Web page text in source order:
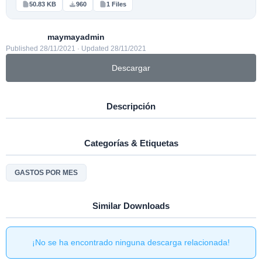
50.83 KB 960 1 Files
maymayadmin
Published 28/11/2021 · Updated 28/11/2021
Descargar
Descripción
Categorías & Etiquetas
GASTOS POR MES
Similar Downloads
¡No se ha encontrado ninguna descarga relacionada!